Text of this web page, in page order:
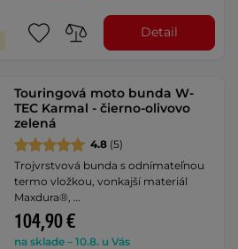
Detail
Touringová moto bunda W-
TEC Karmal - čierno-olivovo
zelená
4.8 (5)
Trojvrstvová bunda s odnímateľnou
termo vložkou, vonkajší materiál
Maxdura®, …
104,90 €
na sklade – 10.8. u Vás